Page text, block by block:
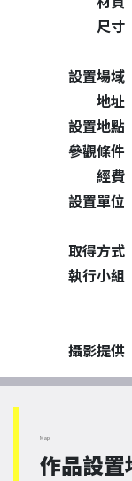
尺寸
設置場域
地址
設置地點
參觀條件
經費
設置單位
取得方式
執行小組
攝影提供
Map
作品設置